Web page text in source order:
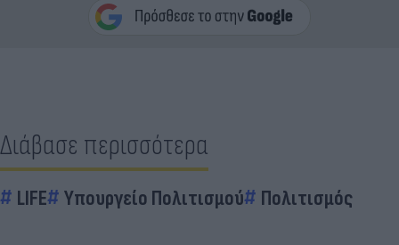
Διάβασε περισσότερα
LIFE Υπουργείο Πολιτισμού Πολιτισμός